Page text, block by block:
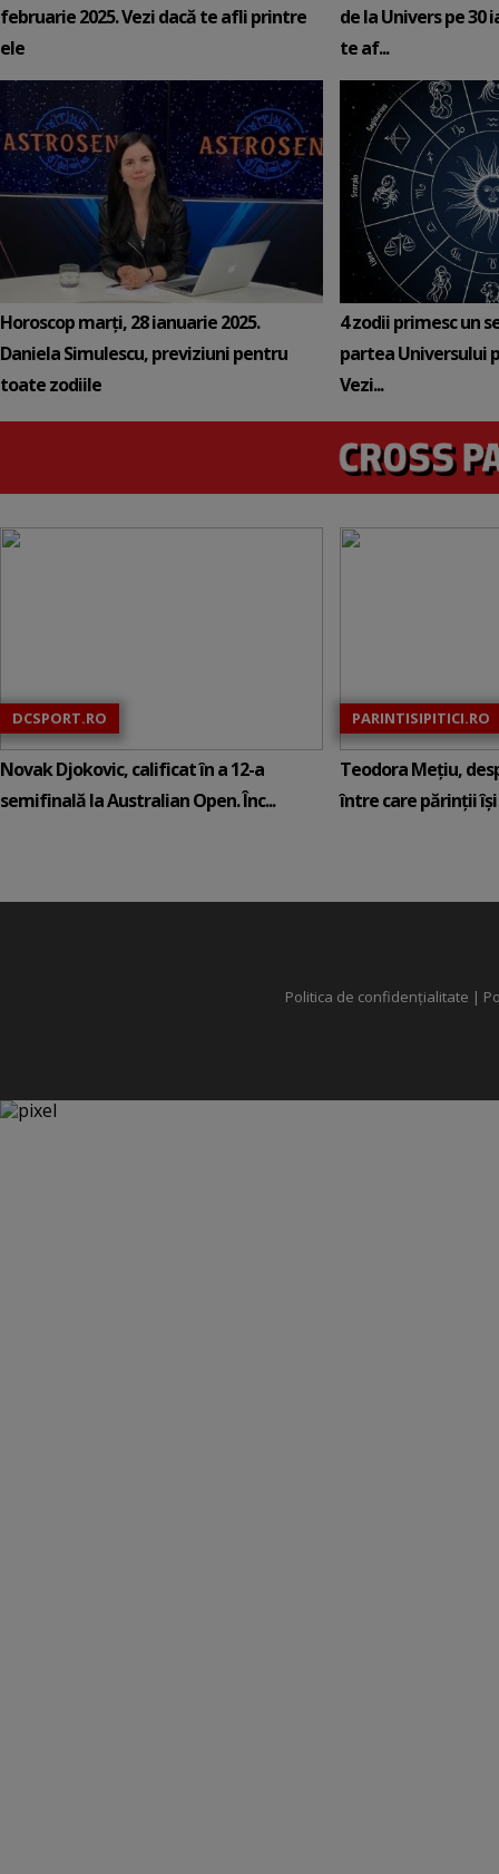
februarie 2025. Vezi dacă te afli printre
ele
de la Univers pe 30
te af...
Horoscop marți, 28 ianuarie 2025.
Daniela Simulescu, previziuni pentru
toate zodiile
4 zodii primesc un
partea Universului
Vezi...
DCSPORT.RO
Novak Djokovic, calificat în a 12-a
semifinală la Australian Open. Înc...
PARINTISIPITICI.RO
Teodora Mețiu,
între care părinții își
Politica de confidențialitate |